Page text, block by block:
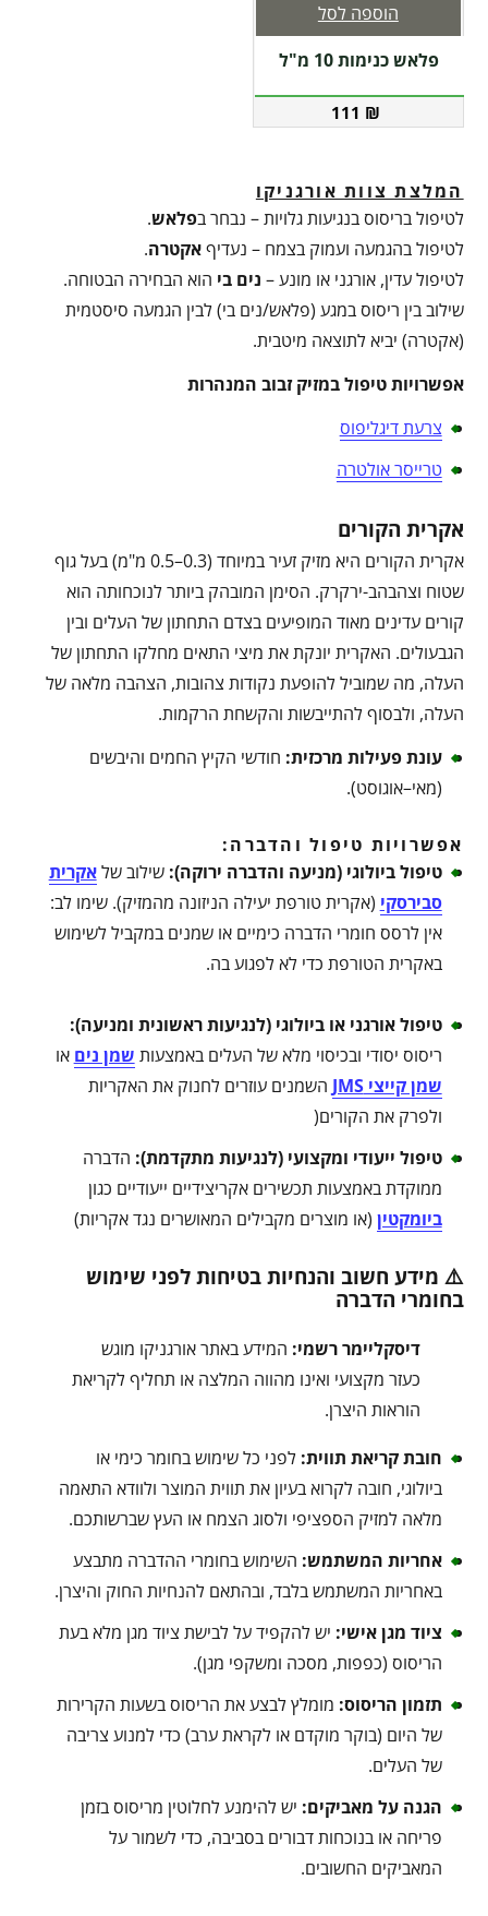
פלאש כנימות 10 מ"ל
111 ₪
הוספה לסל
המלצת צוות אורגניקו
לטיפול בריסוס בנגיעות גלויות – נבחר בפלאש.
לטיפול בהגמעה ועמוק בצמח – נעדיףאקטרה.
לטיפול עדין, אורגני או מונע – נים בי הוא הבחירה הבטוחה.
שילוב בין ריסוס במגע (פלאש/נים בי) לבין הגמעה סיסטמית
(אקטרה) יביא לתוצאה מיטבית.
אפשרויות טיפול במזיק זבוב המנהרות
צרעת דיגליפוס
טרייסר אולטרה
אקרית הקורים
אקרית הקורים היא מזיק זעיר במיוחד (0.3–0.5 מ"מ) בעל גוף
שטוח וצהבהב-ירקרק. הסימן המובהק ביותר לנוכחותה הוא
קורים עדינים מאוד המופיעים בצדם התחתון של העלים ובין
הגבעולים. האקרית יונקת את מיצי התאים מחלקו התחתון של
העלה, מה שמוביל להופעת נקודות צהובות, הצהבה מלאה של
העלה, ולבסוף להתייבשות והקשחת הרקמות.
עונת פעילות מרכזית: חודשי הקיץ החמים והיבשים
(מאי–אוגוסט).
אפשרויות טיפול והדברה:
טיפול ביולוגי (מניעה והדברה ירוקה): שילוב שלאקרית
סבירסקי (אקרית טורפת יעילה הניזונה מהמזיק). שימו לב:
אין לרסס חומרי הדברה כימיים או שמנים במקביל לשימוש
באקרית הטורפת כדי לא לפגוע בה.
טיפול אורגני או ביולוגי (לנגיעות ראשונית ומניעה):
ריסוס יסודי ובכיסוי מלא של העלים באמצעות שמן נים או
שמן קייצי JMS
השמנים עוזרים לחנוק את האקריות
ולפרק את הקורים(
טיפול ייעודי ומקצועי (לנגיעות מתקדמת): הדברה
ממוקדת באמצעות תכשירים אקריצידיים ייעודיים כגון
ביומקטין (או מוצרים מקבילים המאושרים נגד אקריות)
⚠️ מידע חשוב והנחיות בטיחות לפני שימוש
בחומרי הדברה
דיסקליימר רשמי: המידע באתר אורגניקו מוגש
כעזר מקצועי ואינו מהווה המלצה או תחליף לקריאת
הוראות היצרן.
חובת קריאת תווית: לפני כל שימוש בחומר כימי או
ביולוגי, חובה לקרוא בעיון את תווית המוצר ולוודא התאמה
מלאה למזיק הספציפי ולסוג הצמח או העץ שברשותכם.
אחריות המשתמש: השימוש בחומרי ההדברה מתבצע
באחריות המשתמש בלבד, ובהתאם להנחיות החוק והיצרן.
ציוד מגן אישי: יש להקפיד על לבישת ציוד מגן מלא בעת
הריסוס (כפפות, מסכה ומשקפי מגן).
תזמון הריסוס: מומלץ לבצע את הריסוס בשעות הקרירות
של היום (בוקר מוקדם או לקראת ערב) כדי למנוע צריבה
של העלים.
הגנה על מאביקים: יש להימנע לחלוטין מריסוס בזמן
פריחה או בנוכחות דבורים בסביבה, כדי לשמור על
המאביקים החשובים.